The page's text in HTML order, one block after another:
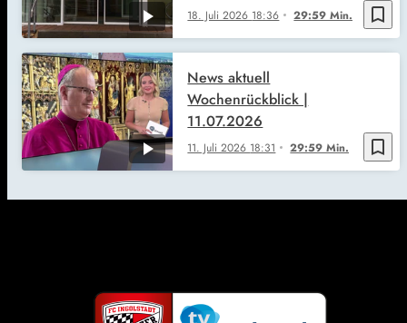
bookmark_border
18. Juli 2026 18:36 29:59 Min.
bookmark_border
11. Juli 2026 18:31 29:59 Min.
News aktuell
Wochenrückblick |
11.07.2026